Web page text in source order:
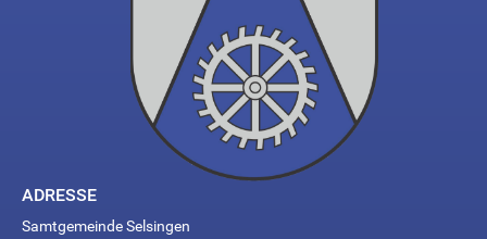
ADRESSE
Samtgemeinde Selsingen